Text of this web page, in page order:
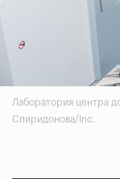
Лаборатория центра
Спиридонова/Inc.